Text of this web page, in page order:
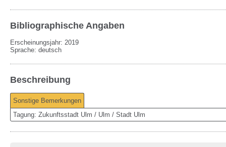
Bibliographische Angaben
Erscheinungsjahr: 2019
Sprache: deutsch
Beschreibung
Sonstige Bemerkungen
Tagung: Zukunftsstadt Ulm / Ulm / Stadt Ulm